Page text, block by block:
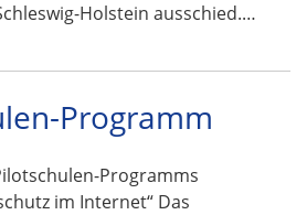
Holstein ausschied.…
Programm
Programms
im Internet“ Das